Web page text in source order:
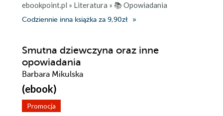
ebookpoint.pl » Literatura » 📚 Opowiadania
Codziennie inna książka za 9,90zł
Smutna dziewczyna oraz inne
opowiadania
Barbara Mikulska
(ebook)
Promocja